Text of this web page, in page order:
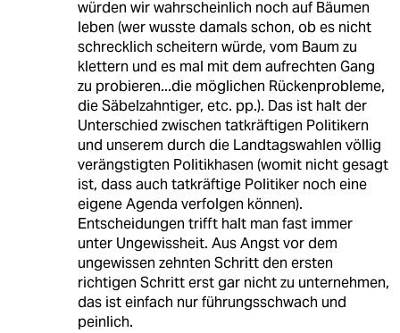
würden wir wahrscheinlich noch auf Bäumen
leben (wer wusste damals schon, ob es nicht
schrecklich scheitern würde, vom Baum zu
klettern und es mal mit dem aufrechten Gang
zu probieren...die möglichen Rückenprobleme,
die Säbelzahntiger, etc. pp.). Das ist halt der
Unterschied zwischen tatkräftigen Politikern
und unserem durch die Landtagswahlen völlig
verängstigten Politikhasen (womit nicht gesagt
ist, dass auch tatkräftige Politiker noch eine
eigene Agenda verfolgen können).
Entscheidungen trifft halt man fast immer
unter Ungewissheit. Aus Angst vor dem
ungewissen zehnten Schritt den ersten
richtigen Schritt erst gar nicht zu unternehmen,
das ist einfach nur führungsschwach und
peinlich.